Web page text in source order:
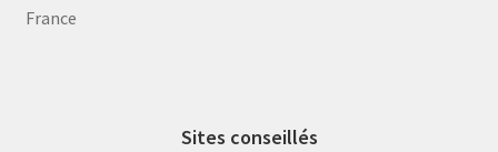
France
Sites conseillés